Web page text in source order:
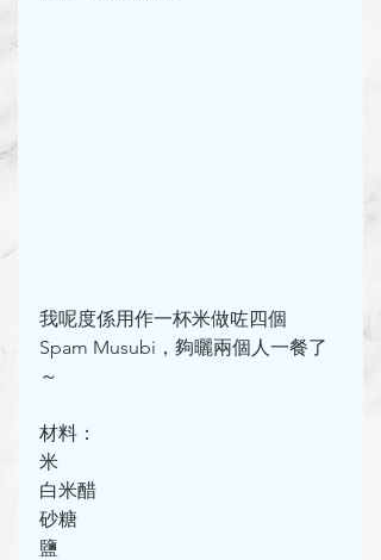
我呢度係用作一杯米做咗四個
Spam Musubi，夠曬兩個人一餐了
～
材料：
米
白米醋
砂糖
鹽